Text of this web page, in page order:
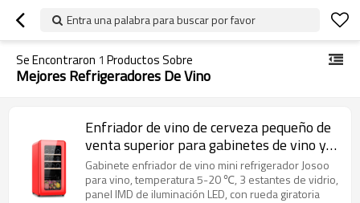
Entra una palabra para buscar por favor
Se Encontraron 1 Productos Sobre
Mejores Refrigeradores De Vino
Enfriador de vino de cerveza pequeño de
venta superior para gabinetes de vino y
licor ZS-A48 con puerta de vidrio y cesta
de SS
Gabinete enfriador de vino mini refrigerador Josoo
para vino, temperatura 5-20 ℃, 3 estantes de vidrio,
panel IMD de iluminación LED, con rueda giratoria